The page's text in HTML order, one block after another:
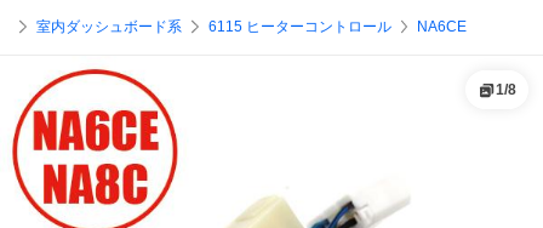
室内ダッシュボード系 6115 ヒーターコントロール NA6CE
1/8